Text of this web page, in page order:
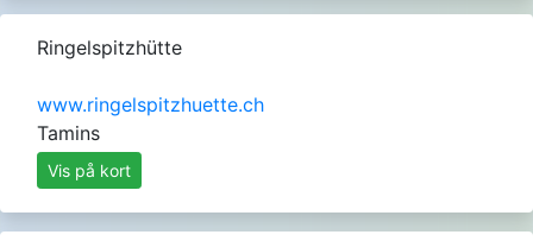
Ringelspitzhütte
www.ringelspitzhuette.ch
Tamins
Vis på kort